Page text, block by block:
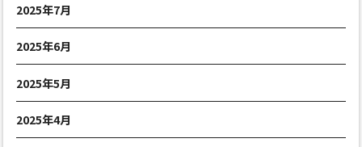
2025年7月
2025年6月
2025年5月
2025年4月